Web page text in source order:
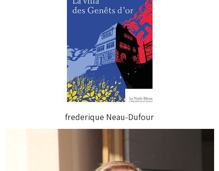
frederique Neau-Dufour